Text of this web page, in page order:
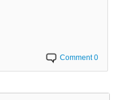
Comment 0